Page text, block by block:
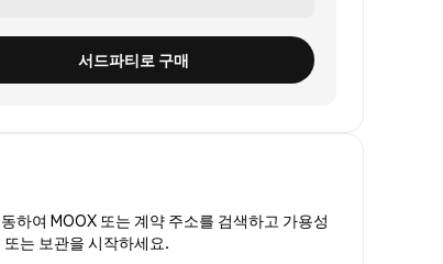
서드파티로 구매
하여 MOOX 또는 계약 주소를 검색하고 가용성
는 보관을 시작하세요.